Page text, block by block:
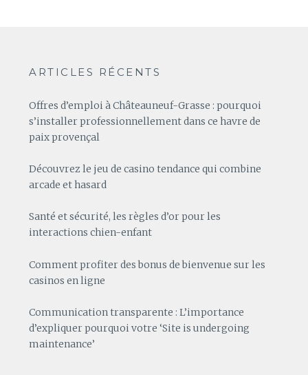
ARTICLES RÉCENTS
Offres d’emploi à Châteauneuf-Grasse : pourquoi
s’installer professionnellement dans ce havre de
paix provençal
Découvrez le jeu de casino tendance qui combine
arcade et hasard
Santé et sécurité, les règles d’or pour les
interactions chien-enfant
Comment profiter des bonus de bienvenue sur les
casinos en ligne
Communication transparente : L’importance
d’expliquer pourquoi votre ‘Site is undergoing
maintenance’